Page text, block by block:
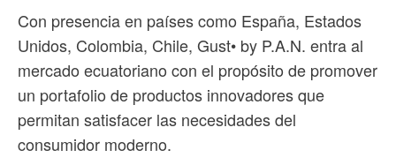
Con presencia en países como España, Estados
Unidos, Colombia, Chile, Gust• by P.A.N. entra al
mercado ecuatoriano con el propósito de promover
un portafolio de productos innovadores que
permitan satisfacer las necesidades del
consumidor moderno.